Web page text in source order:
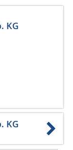
KG
KG